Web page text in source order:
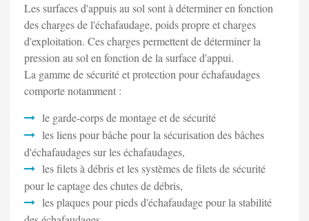
Les surfaces d'appuis au sol sont à déterminer en fonction
des charges de l'échafaudage, poids propre et charges
d'exploitation. Ces charges permettent de déterminer la
pression au sol en fonction de la surface d'appui.
La gamme de sécurité et protection pour échafaudages
comporte notamment :
le garde-corps de montage et de sécurité
les liens pour bâche pour la sécurisation des bâches
d'échafaudages sur les échafaudages,
les filets à débris et les systèmes de filets de sécurité
pour le captage des chutes de débris,
les plaques pour pieds d'échafaudage pour la stabilité